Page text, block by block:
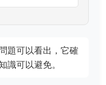
題可以看出，它確
識可以避免。